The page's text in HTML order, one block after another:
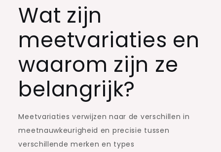
Wat zijn
meetvariaties en
waarom zijn ze
belangrijk?
Meetvariaties verwijzen naar de verschillen in
meetnauwkeurigheid en precisie tussen
verschillende merken en types